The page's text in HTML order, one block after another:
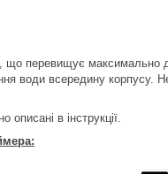
що перевищує максимально
води всередину корпусу.
в інструкції.